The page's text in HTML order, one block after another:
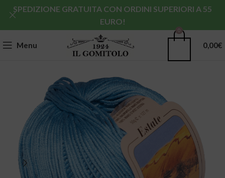
Menu 0,00€
SPEDIZIONE GRATUITA CON ORDINI SUPERIORI A 55
EURO!